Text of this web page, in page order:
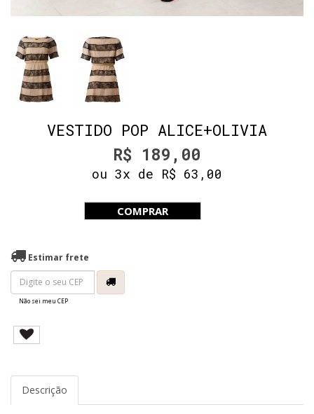
VESTIDO POP ALICE+OLIVIA
R$ 189,00
ou 3x de R$ 63,00
COMPRAR
Estimar frete
Não sei meu CEP
Descrição